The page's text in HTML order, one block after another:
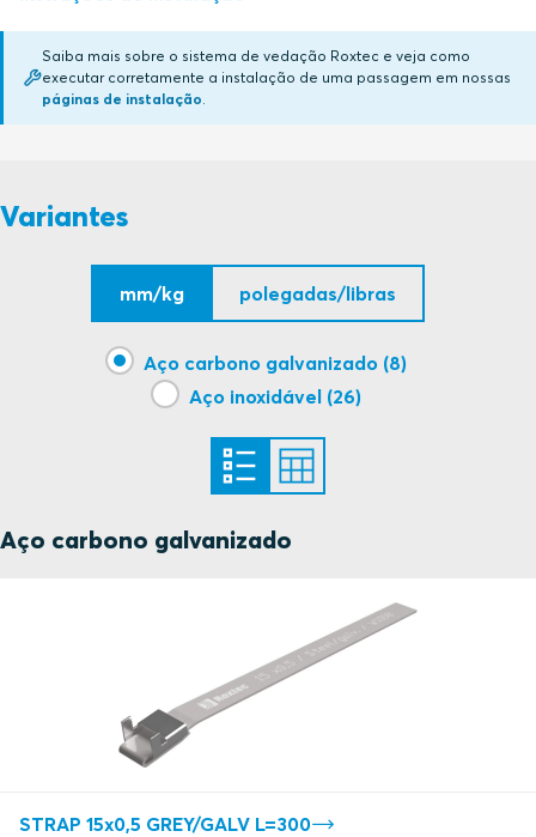
LR Certificado em renovação
DNV Certificado em renovação
CABLE STRAPS (en) PDF
Saiba mais sobre o sistema de vedação Roxtec e veja como
executar corretamente a instalação de uma passagem em nossas
páginas de instalação.
Variantes
mm/kg polegadas/libras
Aço carbono galvanizado (8)
Aço inoxidável (26)
Aço carbono galvanizado
STRAP 15x0,5 GREY/GALV L=300